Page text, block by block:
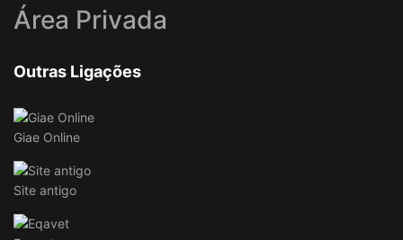
Área Privada
Outras Ligações
Giae Online
Site antigo